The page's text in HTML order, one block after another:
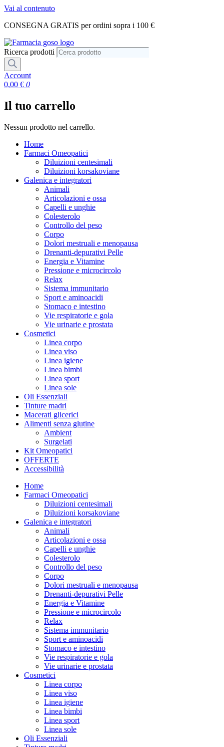
Vai al contenuto
CONSEGNA GRATIS per ordini sopra i 100 €
Ricerca prodotti
Account
0,00 € 0
Il tuo carrello
Nessun prodotto nel carrello.
Home
Farmaci Omeopatici
Diluizioni centesimali
Diluizioni korsakoviane
Galenica e integratori
Animali
Articolazioni e ossa
Capelli e unghie
Colesterolo
Controllo del peso
Corpo
Dolori mestruali e menopausa
Drenanti-depurativi Pelle
Energia e Vitamine
Pressione e microcircolo
Relax
Sistema immunitario
Sport e aminoacidi
Stomaco e intestino
Vie respiratorie e gola
Vie urinarie e prostata
Cosmetici
Linea corpo
Linea viso
Linea igiene
Linea bimbi
Linea sport
Linea sole
Oli Essenziali
Tinture madri
Macerati glicerici
Alimenti senza glutine
Ambient
Surgelati
Kit Omeopatici
OFFERTE
Accessibilità
Home
Farmaci Omeopatici
Diluizioni centesimali
Diluizioni korsakoviane
Galenica e integratori
Animali
Articolazioni e ossa
Capelli e unghie
Colesterolo
Controllo del peso
Corpo
Dolori mestruali e menopausa
Drenanti-depurativi Pelle
Energia e Vitamine
Pressione e microcircolo
Relax
Sistema immunitario
Sport e aminoacidi
Stomaco e intestino
Vie respiratorie e gola
Vie urinarie e prostata
Cosmetici
Linea corpo
Linea viso
Linea igiene
Linea bimbi
Linea sport
Linea sole
Oli Essenziali